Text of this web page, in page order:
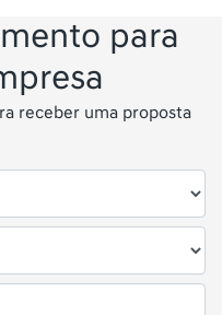
para
receber uma proposta